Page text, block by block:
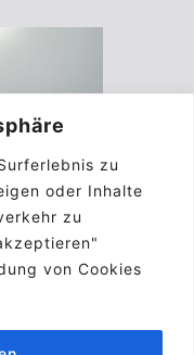
zu
oder Inhalte
zu
von Cookies